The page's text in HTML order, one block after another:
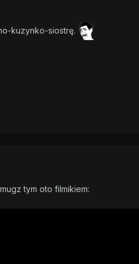
kuzynko-siostrę.
tym oto filmikiem: